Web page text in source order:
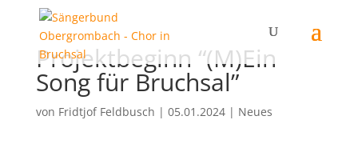
Projektbeginn “(M)Ein
Song für Bruchsal”
von Fridtjof Feldbusch | 05.01.2024| Neues